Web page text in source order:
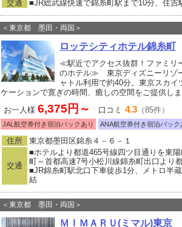
交通
■JR総武線快速で錦糸町駅まで10分、住吉
＜東京都 墨田・両国＞
ロッテシティホテル錦糸町
≪駅近でアクセス抜群！ファミリ
のホテル≫ 東京ディズニーリゾ
ャトル利用で約40分。東京スカイ
ケーションで寛ぎの時間、癒しの空間をご提供しま
お一人様 6,375円～ 口コミ 4.3 （85件）
JAL航空券付き宿泊パックあり ANA航空券付き宿泊パック
住所 東京都墨田区錦糸４－６－１
交通
■ホテルより都道465号線四ツ目通りを東
町～首都高速7号小松川線錦糸町出口より
■JR錦糸町駅北口下車徒歩1分、メトロ半
結
＜東京都 墨田・両国＞
ＭＩＭＡＲＵ(ミマル)東京